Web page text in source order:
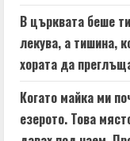
В църквата беше
лекува, а тишина,
хората да
Когато майка ми
езерото. Това